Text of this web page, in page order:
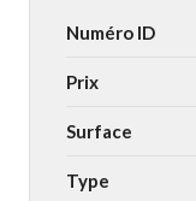
Numéro ID
Prix
Surface
Type